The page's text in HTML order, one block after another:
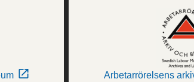
Arbetarrörelsens